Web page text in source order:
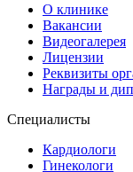
О клинике
Вакансии
Видеогалерея
Лицензии
Реквизиты
Награды и
Специалисты
Кардиологи
Гинекологи